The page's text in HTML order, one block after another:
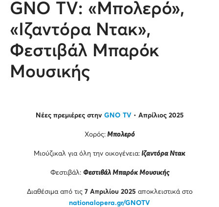
GNO TV: «Μπολερό»,
«Ιζαντόρα Ντακ»,
Φεστιβάλ Μπαρόκ
Μουσικής
Νέες πρεμιέρες στην GNO TV • Απρίλιος 2025
Χορός:Μπολερό
Μιούζικαλ για όλη την οικογένεια: Ιζαντόρα Ντακ
Φεστιβάλ: Φεστιβάλ Μπαρόκ Μουσικής
Διαθέσιμα από τις 7 Απριλίου 2025 αποκλειστικά στο
nationalopera.gr/GNOTV